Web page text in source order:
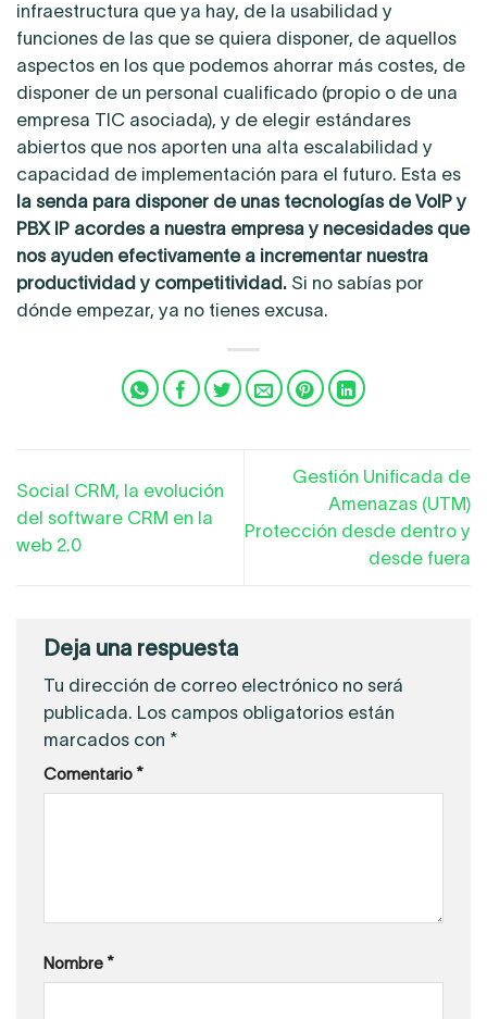
infraestructura que ya hay, de la usabilidad y
funciones de las que se quiera disponer, de aquellos
aspectos en los que podemos ahorrar más costes, de
disponer de un personal cualificado (propio o de una
empresa TIC asociada), y de elegir estándares
abiertos que nos aporten una alta escalabilidad y
capacidad de implementación para el futuro. Esta es
la senda para disponer de unas tecnologías de VoIP y
PBX IP acordes a nuestra empresa y necesidades que
nos ayuden efectivamente a incrementar nuestra
productividad y competitividad. Si no sabías por
dónde empezar, ya no tienes excusa.
Social CRM, la evolución
del software CRM en la
web 2.0
Gestión Unificada de
Amenazas (UTM)
Protección desde dentro y
desde fuera
Deja una respuesta
Tu dirección de correo electrónico no será
publicada. Los campos obligatorios están
marcados con *
Comentario*
Nombre*